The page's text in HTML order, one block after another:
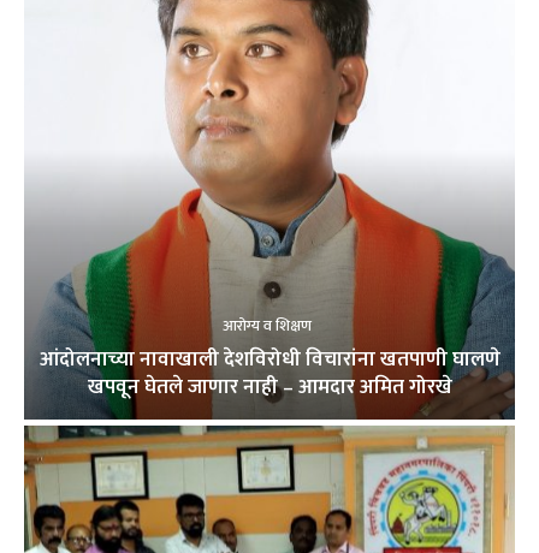
आरोग्य व शिक्षण
आंदोलनाच्या नावाखाली देशविरोधी विचारांना खतपाणी घालणे
खपवून घेतले जाणार नाही – आमदार अमित गोरखे